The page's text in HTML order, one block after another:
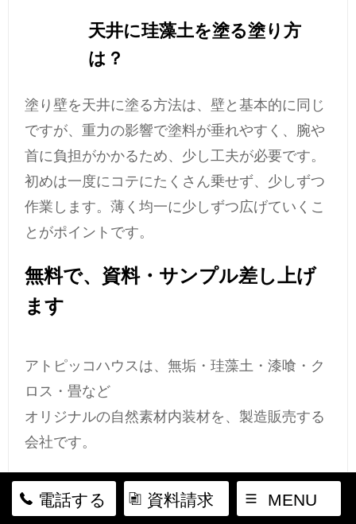
天井に珪藻土を塗る塗り方
は？
塗り壁を天井に塗る方法は、壁と基本的に同じ
ですが、重力の影響で塗料が垂れやすく、腕や
首に負担がかかるため、少し工夫が必要です。
初めは一度にコテにたくさん乗せず、少しずつ
作業します。薄く均一に少しずつ広げていくこ
とがポイントです。
無料で、資料・サンプル差し上げ
ます
アトピッコハウスは、無垢・珪藻土・漆喰・ク
ロス・畳など
オリジナルの自然素材内装材を、製造販売する
会社です。
珪藻土塗り壁はいから小町の資料は、こちら
からご請求いただけます。
電話する 資料請求 MENU